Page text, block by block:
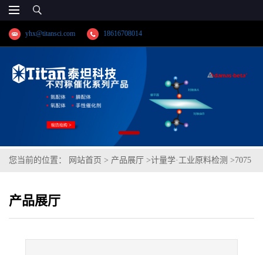
yhx@titansci.com 18616708014
您当前的位置： 网站首页 > 产品展厅 >计量学·工业原料检测 >7075
产品展厅